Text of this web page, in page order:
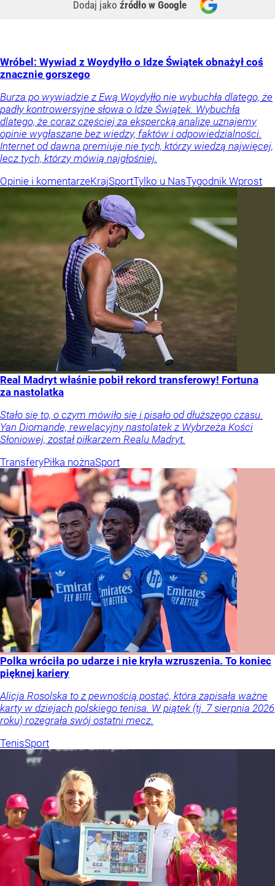
Dodaj jako źródło w Google
Wróbel: Wywiad z Woydyłło o Idze Świątek obnażył coś
znacznie gorszego
Burza po wywiadzie z Ewą Woydyłło nie wybuchła dlatego, że
padły kontrowersyjne słowa o Idze Świątek. Wybuchła
dlatego, że coraz częściej za ekspercką analizę uznajemy
opinie wygłaszane bez wiedzy, faktów i odpowiedzialności.
Internet od dawna premiuje nie tych, którzy wiedzą najwięcej,
lecz tych, którzy mówią najgłośniej.
Opinie i komentarzeKrajSportTylko u NasTygodnik Wprost
Real Madryt właśnie pobił rekord transferowy! Fortuna
za nastolatka
Stało się to, o czym mówiło się i pisało od dłuższego czasu.
Yan Diomande, rewelacyjny nastolatek z Wybrzeża Kości
Słoniowej, został piłkarzem Realu Madryt.
TransferyPiłka nożnaSport
Polka wróciła po udarze i nie kryła wzruszenia. To koniec
pięknej kariery
Alicja Rosolska to z pewnością postać, która zapisała ważne
karty w dziejach polskiego tenisa. W piątek (tj. 7 sierpnia 2026
roku) rozegrała swój ostatni mecz.
TenisSport